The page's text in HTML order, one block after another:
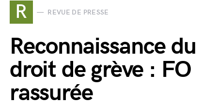
R REVUE DE PRESSE
Reconnaissance du
droit de grève : FO
rassurée